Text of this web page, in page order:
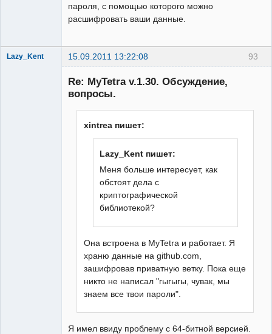
пароля, с помощью которого можно
расшифровать ваши данные.
93
Lazy_Kent 15.09.2011 13:22:08
Re: MyTetra v.1.30. Обсуждение,
вопросы.
xintrea пишет:
Lazy_Kent пишет:
Меня больше интересует, как
обстоят дела с
криптографической
библиотекой?
Она встроена в MyTetra и работает. Я
храню данные на github.com,
зашифровав приватную ветку. Пока еще
никто не написал "гыгыгы, чувак, мы
знаем все твои пароли".
Я имел ввиду проблему с 64-битной версией.